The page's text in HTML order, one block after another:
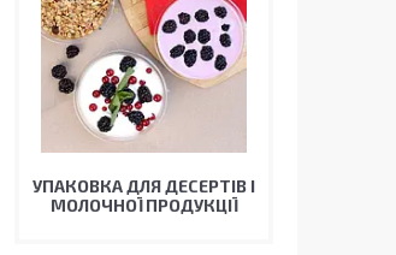
УПАКОВКА ДЛЯ ДЕСЕРТІВ І
МОЛОЧНОЇ ПРОДУКЦІЇ